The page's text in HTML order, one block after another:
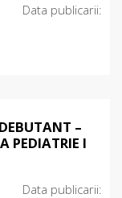
Data publicarii:
–
PEDIATRIE I
Data publicarii: